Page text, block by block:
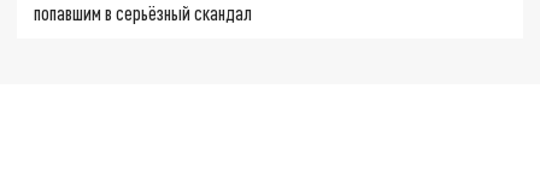
попавшим в серьёзный скандал